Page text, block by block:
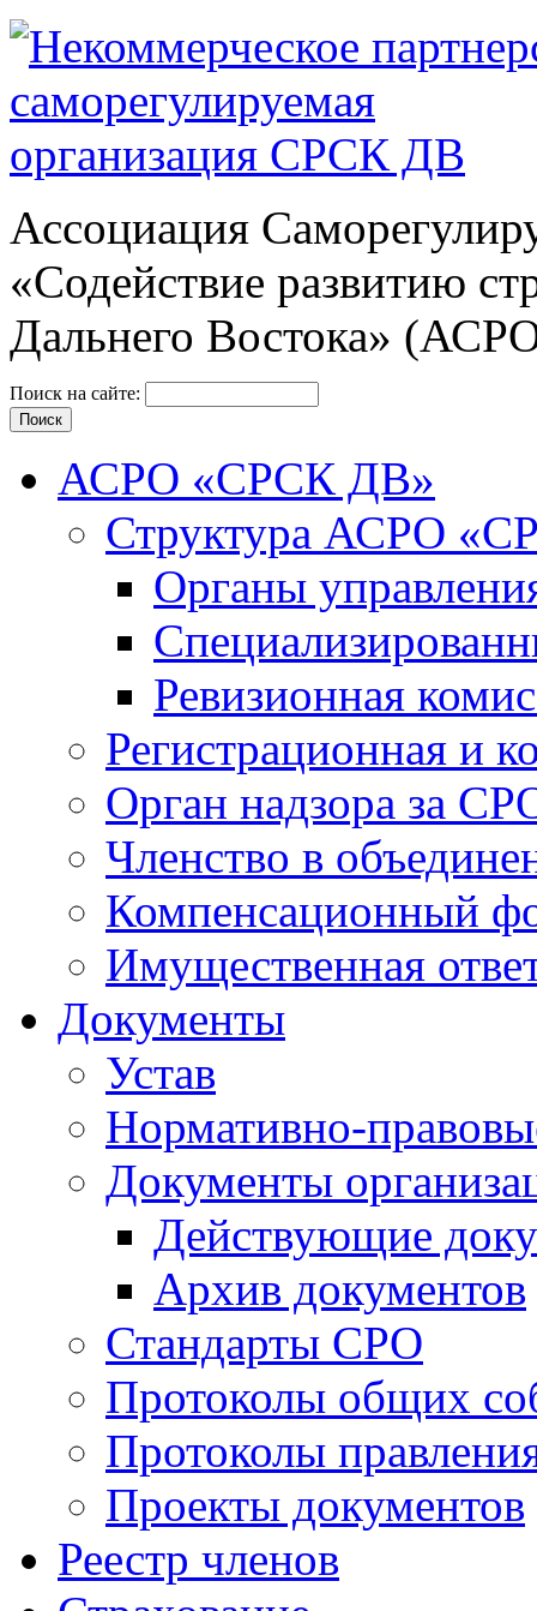
Ассоциация
«Содействие развитию
Дальнего Востока»
Поиск на сайте:
АСРО «СРСК ДВ»
Структура АСРО
Органы
Ревизионная
Регистрационная и
Орган надзора за
Членство в
Компенсационный
Имущественная
Документы
Устав
Нормативно-
Документы
Действующие
Архив документов
Стандарты СРО
Протоколы общих
Протоколы
Проекты документов
Реестр членов